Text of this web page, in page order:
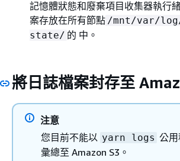
記憶體狀態和廢棄項目收集器執行
案存放在所有節點 /mnt/var/
state/ 的 中。
將日誌檔案封存至
注意
您目前不能以 yarn logs 公
彙總至 Amazon S3。